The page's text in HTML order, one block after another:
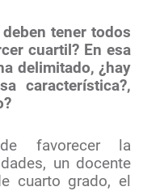
tener todos
cuartil? En esa
delimitado, ¿hay
característica?,
favorecer la
un docente
cuarto grado, el